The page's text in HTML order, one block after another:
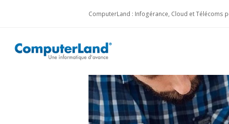
ComputerLand : Infogérance, Cloud et Télécoms